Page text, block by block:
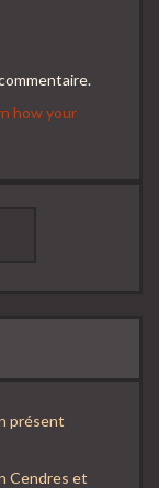
how your
présent
Cendres et